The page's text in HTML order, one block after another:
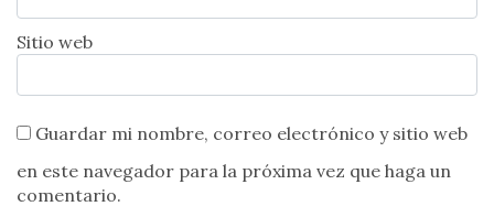
Sitio web
Guardar mi nombre, correo electrónico y sitio web
en este navegador para la próxima vez que haga un
comentario.